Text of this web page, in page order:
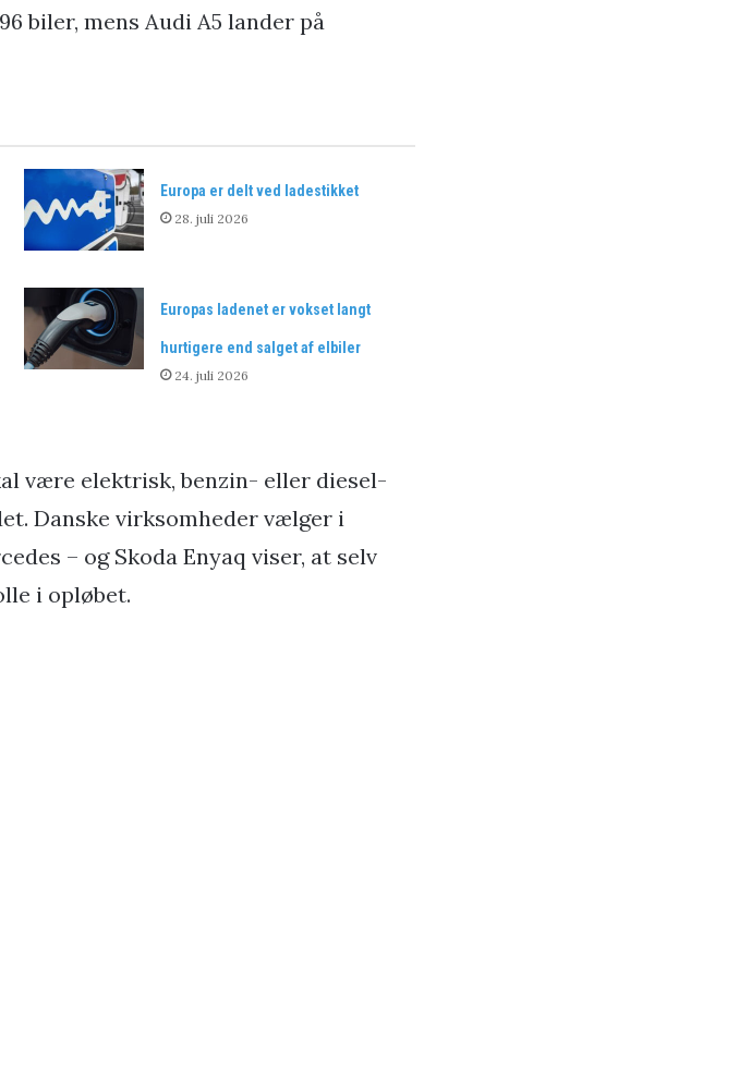
biler, mens Audi A5 lander på
Europa er delt ved ladestikket
28. juli 2026
Europas ladenet er vokset langt
hurtigere end salget af elbiler
24. juli 2026
være elektrisk, benzin- eller diesel­
Danske virksomheder vælger i
– og Skoda Enyaq viser, at selv
i opløbet.